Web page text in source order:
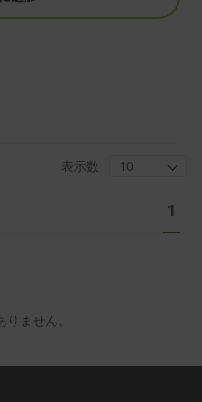
表示数
ジ
あ
な
ー
1
ません。